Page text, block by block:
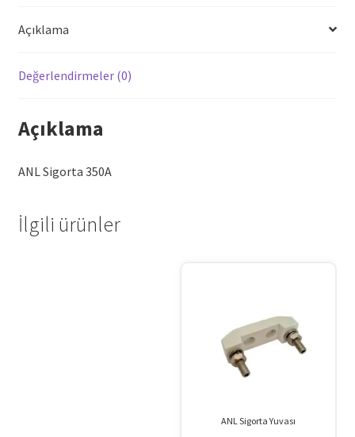
Açıklama
Değerlendirmeler (0)
Açıklama
ANL Sigorta 350A
İlgili ürünler
ANL Sigorta Yuvası